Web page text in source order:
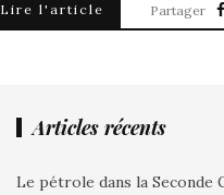
Lire l'article Partager
Articles récents
Le pétrole dans la Seconde